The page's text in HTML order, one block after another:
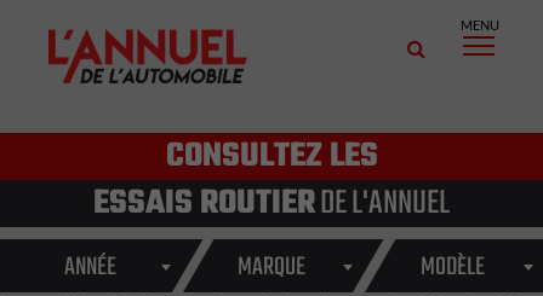
MENU
CONSULTEZ LES
ESSAIS ROUTIERDE L'ANNUEL
ANNÉE MARQUE MODÈLE